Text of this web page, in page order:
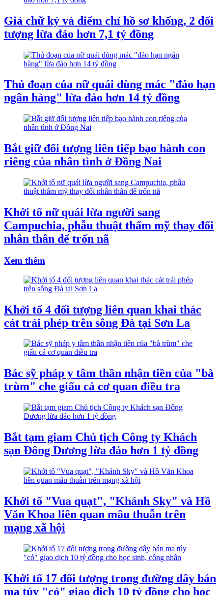
Giả chữ ký và điểm chỉ hồ sơ khống, 2 đối
tượng lừa đảo hơn 7,1 tỷ đồng
Thủ đoạn của nữ quái dùng mác "đảo hạn
ngân hàng" lừa đảo hơn 14 tỷ đồng
Bắt giữ đối tượng liên tiếp bạo hành con
riêng của nhân tình ở Đồng Nai
Khởi tố nữ quái lừa người sang
Campuchia, phẫu thuật thẩm mỹ thay đổi
nhân thân để trốn nã
Xem thêm
Khởi tố 4 đối tượng liên quan khai thác
cát trái phép trên sông Đà tại Sơn La
Bác sỹ pháp y tâm thần nhận tiền của "bà
trùm" che giấu cả cơ quan điều tra
Bắt tạm giam Chủ tịch Công ty Khách
sạn Đông Dương lừa đảo hơn 1 tỷ đồng
Khởi tố "Vua quạt", "Khánh Sky" và Hồ
Văn Khoa liên quan mâu thuẫn trên
mạng xã hội
Khởi tố 17 đối tượng trong đường dây bán
ma túy "cỏ" giao dịch 10 tỷ đồng cho học